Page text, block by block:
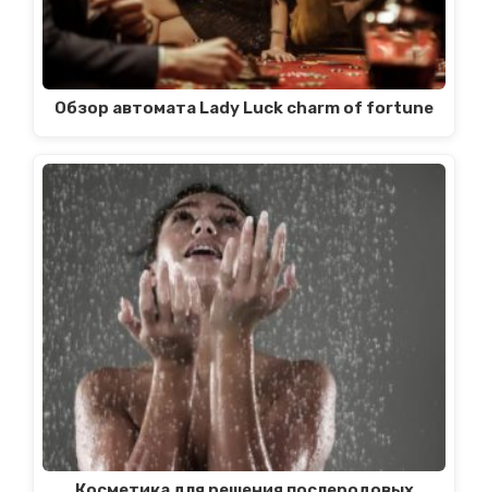
Обзор автомата Lady Luck charm of fortune